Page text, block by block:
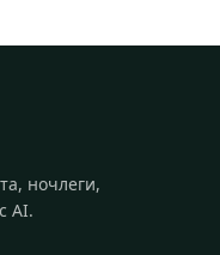
ночлеги,
AI.